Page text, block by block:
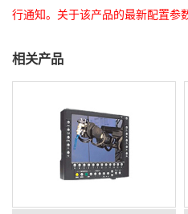
行通知。关于该产品的最新配置参
相关产品